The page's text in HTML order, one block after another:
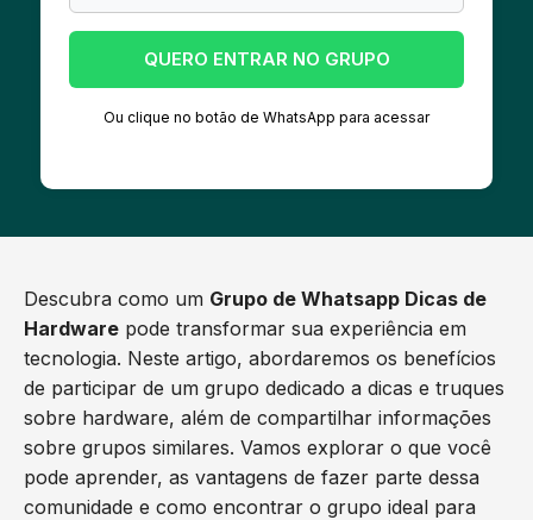
QUERO ENTRAR NO GRUPO
Ou clique no botão de WhatsApp para acessar
Descubra como um Grupo de Whatsapp Dicas de
Hardware pode transformar sua experiência em
tecnologia. Neste artigo, abordaremos os benefícios
de participar de um grupo dedicado a dicas e truques
sobre hardware, além de compartilhar informações
sobre grupos similares. Vamos explorar o que você
pode aprender, as vantagens de fazer parte dessa
comunidade e como encontrar o grupo ideal para